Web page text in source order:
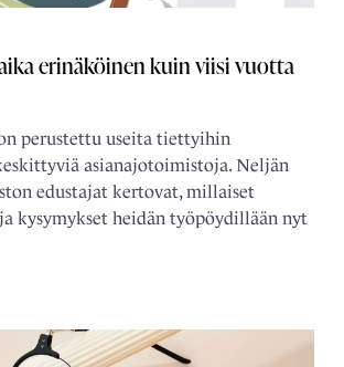
erinäköinen kuin viisi vuotta
perustettu useita tiettyihin
asianajotoimistoja. Neljän
edustajat kertovat, millaiset
kysymykset heidän työpöydillään nyt